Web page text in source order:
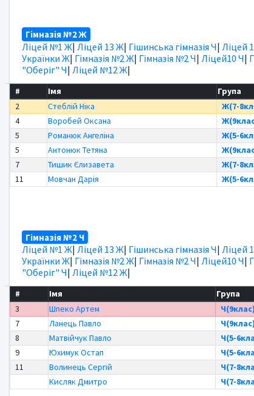
Гімназія №2 Ж
Ліцей №1 Ж| Ліцей 13 Ж| Гішинська гімназія Ч| Ліцей
Українки Ж| Гімназія №2 Ж| Гімназія №2 Ч| Ліцей10 Ч|
"Оберіг" Ч| Ліцей №12 Ж|
# Імя Група
2
Стеблій Ніка Ж(7-
4
Воробей Оксана
5
Романюк Ангеліна Ж(5-
5
Антонюк Тетяна
7
Тишик Єлизавета Ж(7-
11
Мовчан Дарія Ж(5-
Гімназія №2 Ч
Ліцей №1 Ж| Ліцей 13 Ж| Гішинська гімназія Ч| Ліцей
Українки Ж| Гімназія №2 Ж| Гімназія №2 Ч| Ліцей10 Ч|
"Оберіг" Ч| Ліцей №12 Ж|
# Імя Група
3
Шпеко Артем Ч(9клас)
7
Ланець Павло Ч(9клас)
8
Матвійчук Павло Ч(5-
9
Юхимук Остап Ч(5-
11
Волинець Сергій Ч(7-
Кисляк Дмитро
Ч(7-